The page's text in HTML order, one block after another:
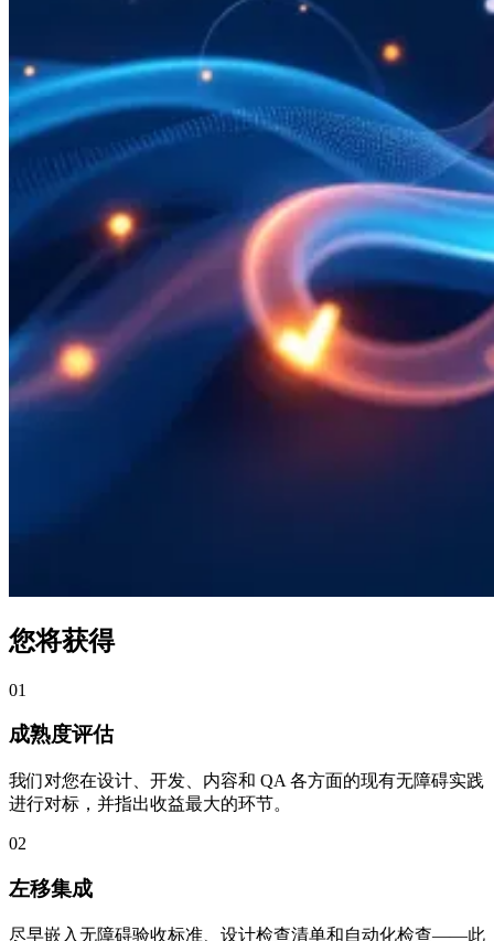
您将获得
01
成熟度评估
我们对您在设计、开发、内容和 QA 各方面的现有无障碍实践
进行对标，并指出收益最大的环节。
02
左移集成
尽早嵌入无障碍验收标准、设计检查清单和自动化检查——此